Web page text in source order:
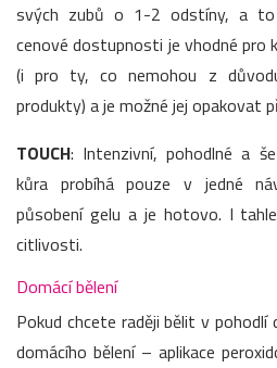
svých zubů o 1-2 odstíny, a
cenové dostupnosti je vhodné pro
(i pro ty, co nemohou z
produkty) a je možné jej opakovat
TOUCH: Intenzivní, pohodlné a
kůra probíhá pouze v jedné
působení gelu a je hotovo. I
citlivosti.
Domácí bělení
Pokud chcete raději bělit v pohodlí
domácího bělení – aplikace